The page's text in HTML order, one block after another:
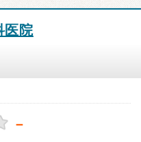
医院
－